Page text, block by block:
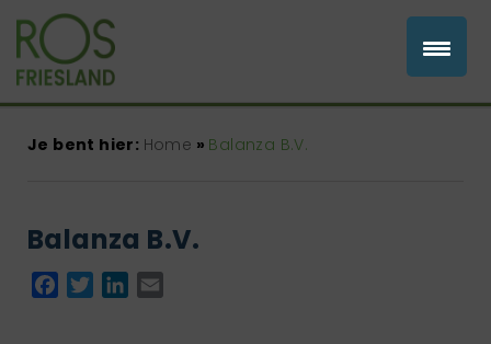
Je bent hier: Home » Balanza B.V.
Balanza B.V.
Facebook
TwitterLinkedIn